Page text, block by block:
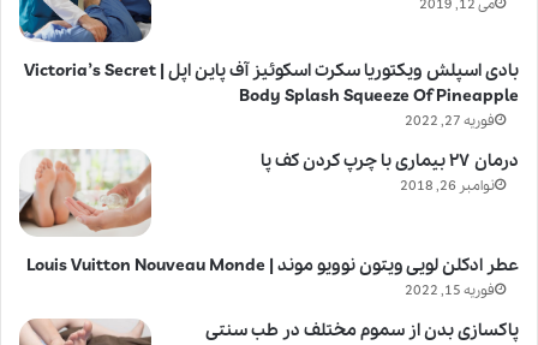
می 12, 2019
بادی اسپلش ویکتوریا سکرت اسکوئیز آف پاین اپل | Victoria’s Secret
Body Splash Squeeze Of Pineapple
فوریه 27, 2022
درمان ۲۷ بیماری با چرپ کردن کف پا
نوامبر 26, 2018
عطر ادکلن لویی ویتون نوویو موند | Louis Vuitton Nouveau Monde
فوریه 15, 2022
پاکسازی بدن از سموم مختلف در طب سنتی